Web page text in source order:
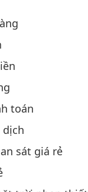
toán
sát giá rẻ